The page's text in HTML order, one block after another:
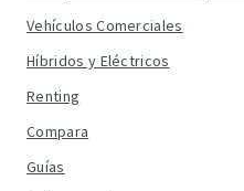
Vehículos Comerciales
Híbridos y Eléctricos
Renting
Compara
Guías